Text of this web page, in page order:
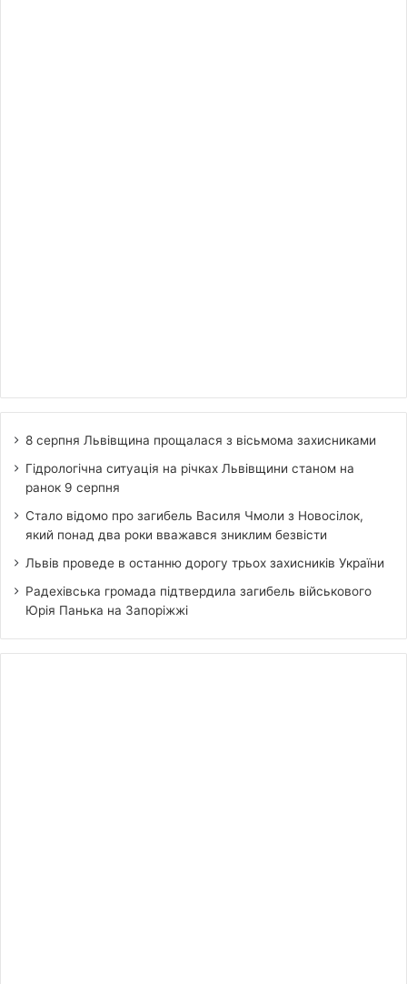
8 серпня Львівщина прощалася з вісьмома захисниками
Гідрологічна ситуація на річках Львівщини станом на
ранок 9 серпня
Стало відомо про загибель Василя Чмоли з Новосілок,
який понад два роки вважався зниклим безвісти
Львів проведе в останню дорогу трьох захисників України
Радехівська громада підтвердила загибель військового
Юрія Панька на Запоріжжі